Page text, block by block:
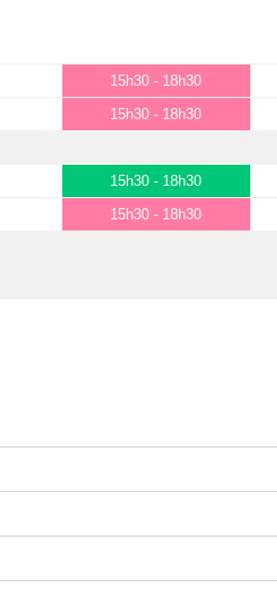
15h30 - 18h30
15h30 - 18h30
15h30 - 18h30
15h30 - 18h30